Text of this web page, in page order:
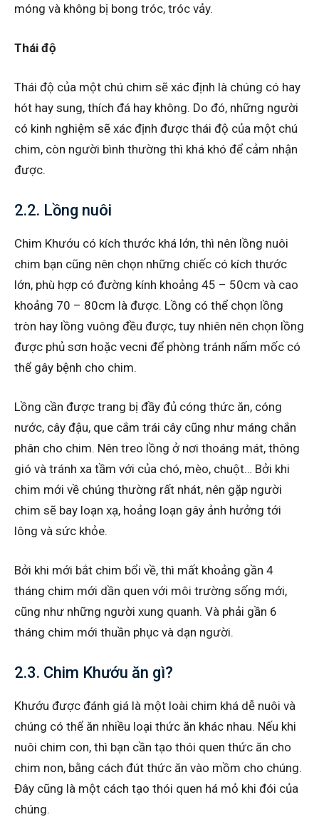
móng và không bị bong tróc, tróc vảy.
Thái độ
Thái độ của một chú chim sẽ xác định là chúng có hay
hót hay sung, thích đá hay không. Do đó, những người
có kinh nghiệm sẽ xác định được thái độ của một chú
chim, còn người bình thường thì khá khó để cảm nhận
được.
2.2. Lồng nuôi
Chim Khướu có kích thước khá lớn, thì nên lồng nuôi
chim bạn cũng nên chọn những chiếc có kích thước
lớn, phù hợp có đường kính khoảng 45 – 50cm và cao
khoảng 70 – 80cm là được. Lồng có thể chọn lồng
tròn hay lồng vuông đều được, tuy nhiên nên chọn lồng
được phủ sơn hoặc vecni để phòng tránh nấm mốc có
thể gây bệnh cho chim.
Lồng cần được trang bị đầy đủ cóng thức ăn, cóng
nước, cây đậu, que cắm trái cây cũng như máng chắn
phân cho chim. Nên treo lồng ở nơi thoáng mát, thông
gió và tránh xa tầm với của chó, mèo, chuột… Bởi khi
chim mới về chúng thường rất nhát, nên gặp người
chim sẽ bay loạn xạ, hoảng loạn gây ảnh hưởng tới
lông và sức khỏe.
Bởi khi mới bắt chim bổi về, thì mất khoảng gần 4
tháng chim mới dần quen với môi trường sống mới,
cũng như những người xung quanh. Và phải gần 6
tháng chim mới thuần phục và dạn người.
2.3. Chim Khướu ăn gì?
Khướu được đánh giá là một loài chim khá dễ nuôi và
chúng có thể ăn nhiều loại thức ăn khác nhau. Nếu khi
nuôi chim con, thì bạn cần tạo thói quen thức ăn cho
chim non, bằng cách đút thức ăn vào mồm cho chúng.
Đây cũng là một cách tạo thói quen há mỏ khi đói của
chúng.